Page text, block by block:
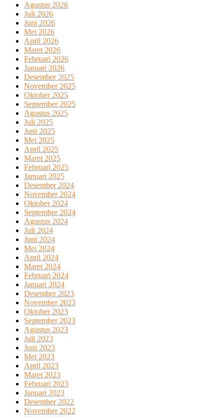
Agustus 2026
Juli 2026
Juni 2026
Mei 2026
April 2026
Maret 2026
Februari 2026
Januari 2026
Desember 2025
November 2025
Oktober 2025
September 2025
Agustus 2025
Juli 2025
Juni 2025
Mei 2025
April 2025
Maret 2025
Februari 2025
Januari 2025
Desember 2024
November 2024
Oktober 2024
September 2024
Agustus 2024
Juli 2024
Juni 2024
Mei 2024
April 2024
Maret 2024
Februari 2024
Januari 2024
Desember 2023
November 2023
Oktober 2023
September 2023
Agustus 2023
Juli 2023
Juni 2023
Mei 2023
April 2023
Maret 2023
Februari 2023
Januari 2023
Desember 2022
November 2022